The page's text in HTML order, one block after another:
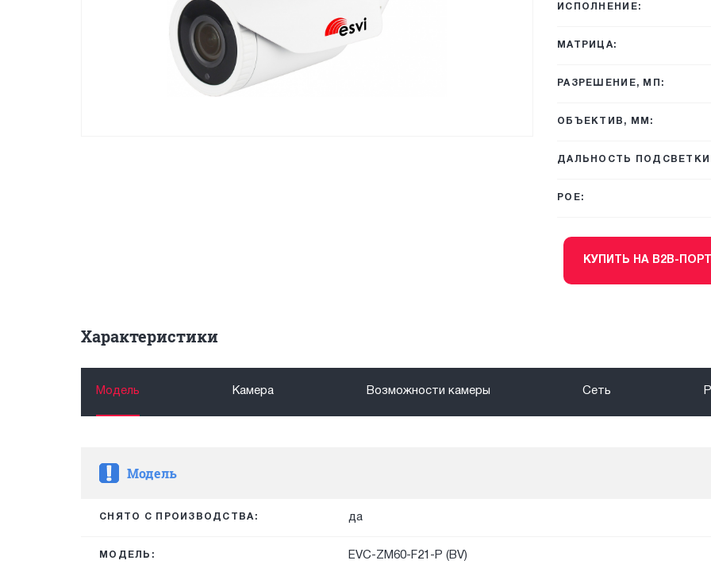
ИСПОЛНЕНИЕ:
МАТРИЦА:
РАЗРЕШЕНИЕ, МП:
ОБЪЕКТИВ, ММ:
ДАЛЬНОСТЬ
POE:
КУПИТЬ НА B2B-
Характеристики
Модель Камера Возможности камеры Сеть
Модель
СНЯТО С ПРОИЗВОДСТВА: да
МОДЕЛЬ: EVC-ZM60-F21-P (BV)